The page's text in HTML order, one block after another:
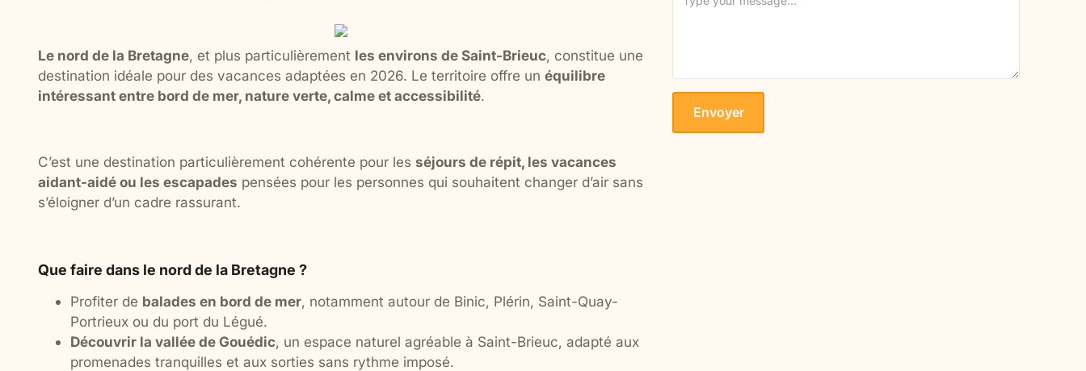
Le nord de la Bretagne, et plus particulièrement les environs de Saint-Brieuc, constitue une
destination idéale pour des vacances adaptées en 2026. Le territoire offre un équilibre
intéressant entre bord de mer, nature verte, calme et accessibilité.
C’est une destination particulièrement cohérente pour les séjours de répit, les vacances
aidant-aidé ou les escapades pensées pour les personnes qui souhaitent changer d’air sans
s’éloigner d’un cadre rassurant.
Que faire dans le nord de la Bretagne ?
Profiter de balades en bord de mer, notamment autour de Binic, Plérin, Saint-Quay-
Portrieux ou du port du Légué.
Découvrir la vallée de Gouédic, un espace naturel agréable à Saint-Brieuc, adapté aux
promenades tranquilles et aux sorties sans rythme imposé.